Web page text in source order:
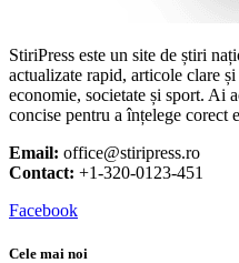
StiriPress este un site de știri
actualizate rapid, articole clare
economie, societate și sport. Ai
concise pentru a înțelege corect
Email: office@stiripress.ro
Contact: +1-320-0123-451
Facebook
Cele mai noi